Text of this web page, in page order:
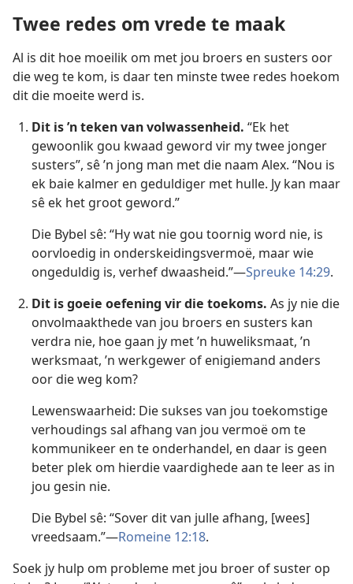
Twee redes om vrede te maak
Al is dit hoe moeilik om met jou broers en susters oor
die weg te kom, is daar ten minste twee redes hoekom
dit die moeite werd is.
Dit is ’n teken van volwassenheid. “Ek het
gewoonlik gou kwaad geword vir my twee jonger
susters”, sê ’n jong man met die naam Alex. “Nou is
ek baie kalmer en geduldiger met hulle. Jy kan maar
sê ek het groot geword.”
Die Bybel sê: “Hy wat nie gou toornig word nie, is
oorvloedig in onderskeidingsvermoë, maar wie
ongeduldig is, verhef dwaasheid.”—Spreuke 14:29.
Dit is goeie oefening vir die toekoms. As jy nie die
onvolmaakthede van jou broers en susters kan
verdra nie, hoe gaan jy met ’n huweliksmaat, ’n
werksmaat, ’n werkgewer of enigiemand anders
oor die weg kom?
Lewenswaarheid: Die sukses van jou toekomstige
verhoudings sal afhang van jou vermoë om te
kommunikeer en te onderhandel, en daar is geen
beter plek om hierdie vaardighede aan te leer as in
jou gesin nie.
Die Bybel sê: “Sover dit van julle afhang, [wees]
vreedsaam.”—Romeine 12:18.
Soek jy hulp om probleme met jou broer of suster op